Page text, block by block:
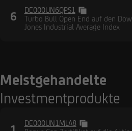
6
DE000UN6QPS1
Turbo Bull Open End auf den Dow
Jones Industrial Average Index
Meistgehandelte
Investmentprodukte
DE000UN1MLA8